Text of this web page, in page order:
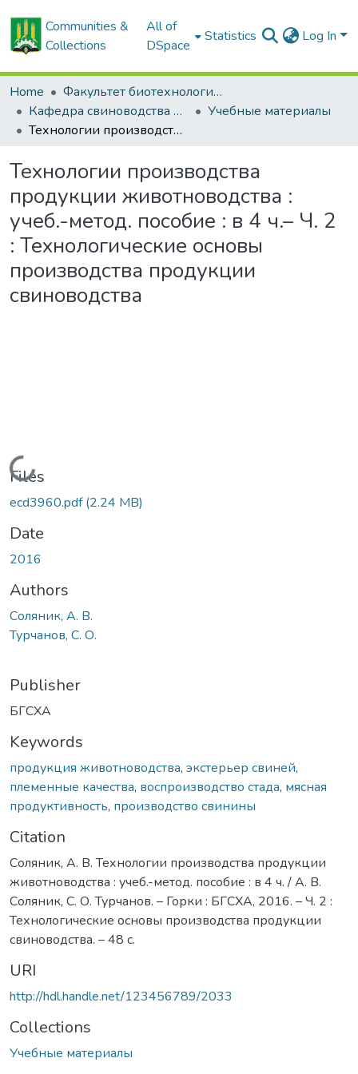
Communities &
Collections
All of
DSpace
Statistics Log In
Home
Факультет биотехнологии и аквакультуры
Кафедра свиноводства и мелкого животноводства
Учебные материалы
Технологии производства продукции животноводства : учеб.-метод. пособие : в 4 ч.– Ч. 2 : Технологические основы производства продукции свиноводства
Технологии производства
продукции животноводства :
учеб.-метод. пособие : в 4 ч.– Ч. 2
: Технологические основы
производства продукции
свиноводства
Loading...
Files
ecd3960.pdf(2.24 MB)
Date
2016
Authors
Соляник, А. В.
Турчанов, С. О.
Publisher
БГСХА
Keywords
продукция животноводства, экстерьер свиней,
племенные качества, воспроизводство стада, мясная
продуктивность, производство свинины
Citation
Соляник, А. В. Технологии производства продукции
животноводства : учеб.-метод. пособие : в 4 ч. / А. В.
Соляник, С. О. Турчанов. – Горки : БГСХА, 2016. – Ч. 2 :
Технологические основы производства продукции
свиноводства. – 48 с.
URI
http://hdl.handle.net/123456789/2033
Collections
Учебные материалы